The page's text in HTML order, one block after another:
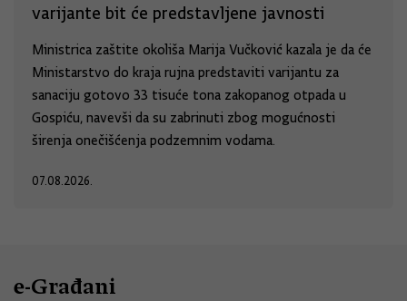
varijante bit će predstavljene javnosti
Ministrica zaštite okoliša Marija Vučković kazala je da će
Ministarstvo do kraja rujna predstaviti varijantu za
sanaciju gotovo 33 tisuće tona zakopanog otpada u
Gospiću, navevši da su zabrinuti zbog mogućnosti
širenja onečišćenja podzemnim vodama.
07.08.2026.
e-Građani